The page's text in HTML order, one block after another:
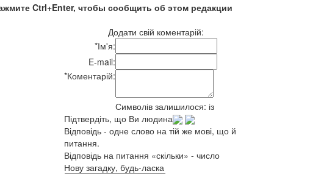
Ctrl+Enter, чтобы сообщить об этом редакции
Додати свій коментарій:
*Ім'я:
E-mail:
*Коментарій:
Символів залишилося: із
Підтвердіть, що Ви людина
Відповідь - одне слово на тій же мові, що й
питання.
Відповідь на питання «скільки» - число
Нову загадку, будь-ласка